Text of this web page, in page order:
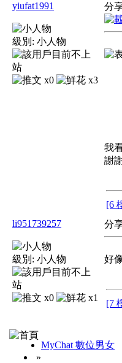
yiufat1991
級別: 小人物
x0 x3
分
我
謝
[6
li951739257
級別: 小人物
x0 x1
分
好
[7
MyChat 數位男女
»